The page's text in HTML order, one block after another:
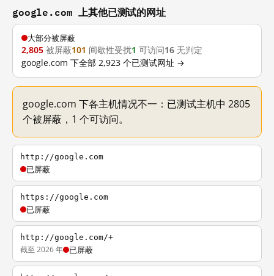
google.com 上其他已测试的网址
大部分被屏蔽
2,805 被屏蔽101 间歇性受扰1 可访问16 无判定
google.com 下全部 2,923 个已测试网址 →
google.com 下各主机情况不一：已测试主机中 2805
个被屏蔽，1 个可访问。
http://google.com
已屏蔽
https://google.com
已屏蔽
http://google.com/+
截至 2026 年 已屏蔽